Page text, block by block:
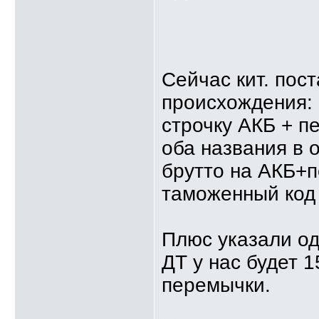
Сейчас кит.
строчку АКБ +
оба названия в
брутто на
таможенный
Плюс указали
ДТ у нас будет
перемычки.